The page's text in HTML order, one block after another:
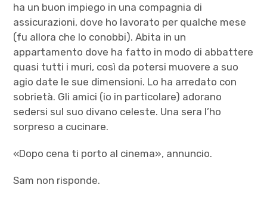
ha un buon impiego in una compagnia di
assicurazioni, dove ho lavorato per qualche mese
(fu allora che lo conobbi). Abita in un
appartamento dove ha fatto in modo di abbattere
quasi tutti i muri, così da potersi muovere a suo
agio date le sue dimensioni. Lo ha arredato con
sobrietà. Gli amici (io in particolare) adorano
sedersi sul suo divano celeste. Una sera l’ho
sorpreso a cucinare.
«Dopo cena ti porto al cinema», annuncio.
Sam non risponde.